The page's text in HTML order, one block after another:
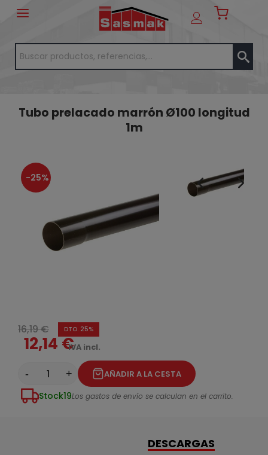
Tubo prelacado marrón Ø100 longitud
1m
-25%
16,19 € DTO. 25%
12,14 €IVA incl.
- + AÑADIR A LA CESTA
Stock19Los gastos de envío se calculan en el carrito.
DESCARGAS